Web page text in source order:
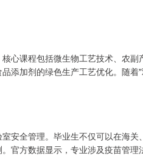
心课程包括微生物工艺技术、农副
添加剂的绿色生产工艺优化。随着
安全管理。毕业生不仅可以在海关
官方数据显示，专业涉及疫苗管理